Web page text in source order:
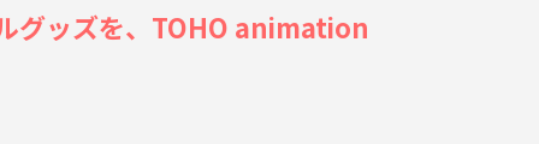
グッズを、TOHO animation